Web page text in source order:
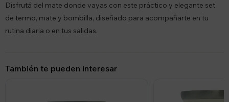
Disfrutá del mate donde vayas con este práctico y elegante set
de termo, mate y bombilla, diseñado para acompañarte en tu
rutina diaria o en tus salidas.
También te pueden interesar